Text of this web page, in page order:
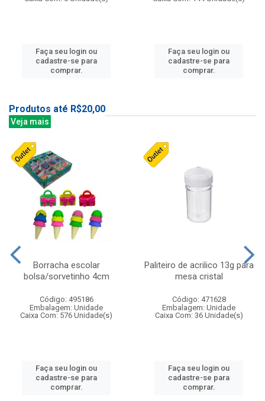
Faça seu login ou
cadastre-se para
comprar.
Faça seu login ou
cadastre-se para
comprar.
Produtos até R$20,00
Veja mais
Borracha escolar
bolsa/sorvetinho 4cm
Código: 495186
Embalagem: Unidade
Caixa Com: 576 Unidade(s)
Faça seu login ou
cadastre-se para
comprar.
Paliteiro de acrilico 13g para
mesa cristal
Código: 471628
Embalagem: Unidade
Caixa Com: 36 Unidade(s)
Faça seu login ou
cadastre-se para
comprar.